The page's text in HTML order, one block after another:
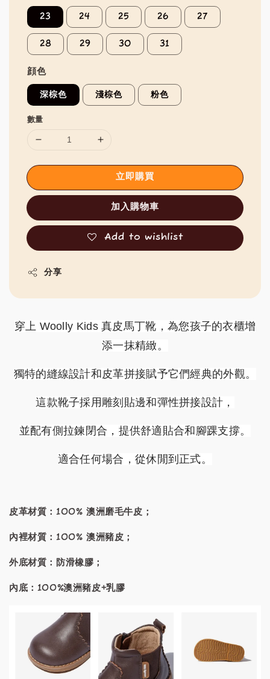
23 24 25 26 27
28 29 30 31
顔色
深棕色 淺棕色 粉色
數量
立即購買
加入購物車
Add to wishlist
分享
穿上 Woolly Kids 真皮馬丁靴，為您孩子的衣櫃增
添一抹精緻。
獨特的縫線設計和皮革拼接賦予它們經典的外觀。
這款靴子採用雕刻貼邊和彈性拼接設計，
並配有側拉鍊閉合，提供舒適貼合和腳踝支撐。
適合任何場合，從休閒到正式。
皮革材質：100% 澳洲磨毛牛皮；
內裡材質：100% 澳洲豬皮；
外底材質：防滑橡膠；
內底：100%澳洲豬皮+乳膠